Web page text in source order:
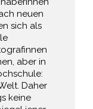
neuen
sich als
aber in
Daher
keine